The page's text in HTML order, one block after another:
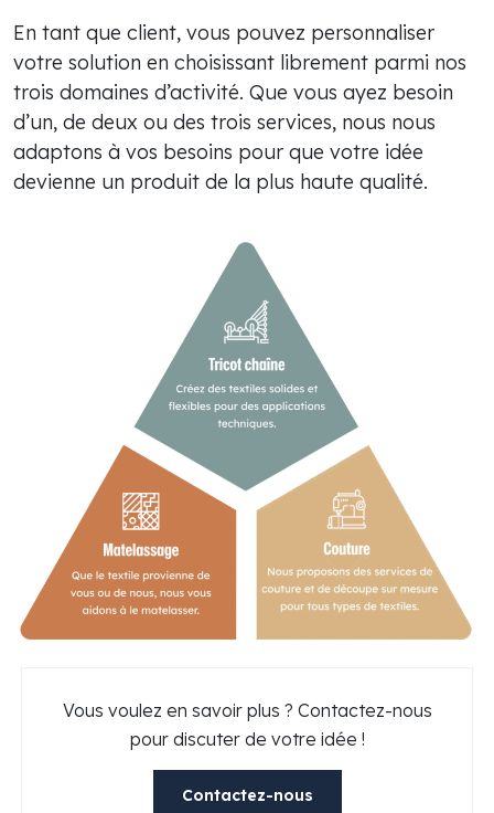
En tant que client, vous pouvez personnaliser
votre solution en choisissant librement parmi nos
trois domaines d’activité. Que vous ayez besoin
d’un, de deux ou des trois services, nous nous
adaptons à vos besoins pour que votre idée
devienne un produit de la plus haute qualité.
Vous voulez en savoir plus ? Contactez-nous
pour discuter de votre idée !
Contactez-nous